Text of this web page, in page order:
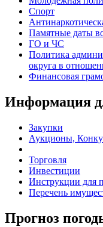
Спорт
Памятные даты
ГО и ЧС
Политика
округа в
Финансовая
Информация
Закупки
Аукционы,
Торговля
Инвестиции
Инструкции для
Перечень
Прогноз